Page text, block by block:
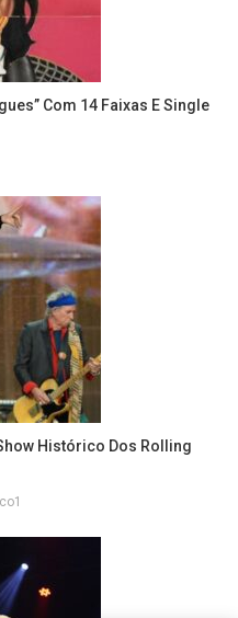
Com 14 Faixas E Single
Histórico Dos Rolling